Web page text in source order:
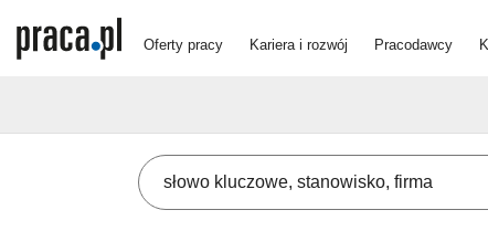
Oferty pracy Kariera i rozwój Pracodawcy